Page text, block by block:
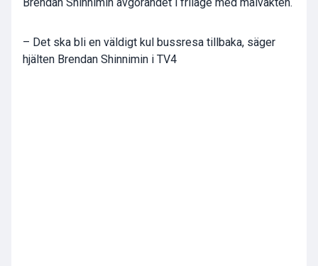
– Det ska bli en väldigt kul bussresa tillbaka, säger
hjälten Brendan Shinnimin i TV4